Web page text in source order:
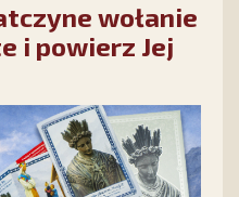
wołanie
i powierz Jej